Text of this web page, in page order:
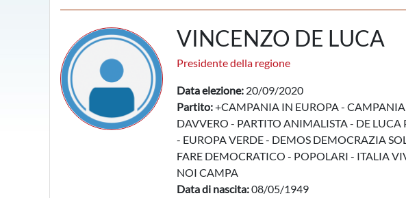
VINCENZO DE LUCA
Presidente della regione
Data elezione: 20/09/2020
Partito:+CAMPANIA IN EUROPA -
DAVVERO - PARTITO ANIMALISTA - DE LUCA
- EUROPA VERDE - DEMOS DEMOCRAZIA
FARE DEMOCRATICO - POPOLARI - ITALIA
NOI CAMPA
Data di nascita:08/05/1949